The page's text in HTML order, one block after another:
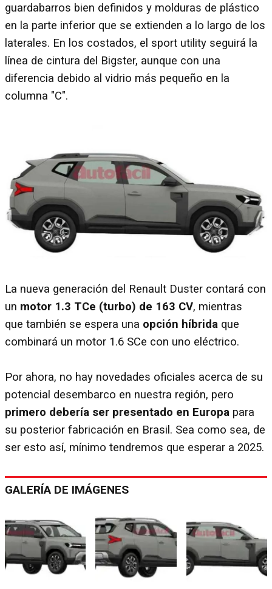
guardabarros bien definidos y molduras de plástico
en la parte inferior que se extienden a lo largo de los
laterales. En los costados, el sport utility seguirá la
línea de cintura del Bigster, aunque con una
diferencia debido al vidrio más pequeño en la
columna "C".
La nueva generación del Renault Duster contará con
un motor 1.3 TCe (turbo) de 163 CV, mientras
que también se espera una opción híbrida que
combinará un motor 1.6 SCe con uno eléctrico.
Por ahora, no hay novedades oficiales acerca de su
potencial desembarco en nuestra región, pero
primero debería ser presentado en Europa para
su posterior fabricación en Brasil. Sea como sea, de
ser esto así, mínimo tendremos que esperar a 2025.
GALERÍA DE IMÁGENES